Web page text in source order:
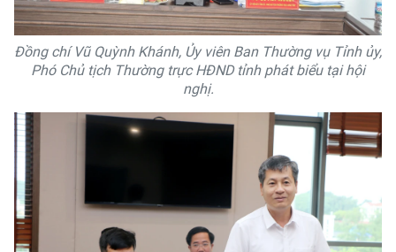
Đồng chí Vũ Quỳnh Khánh, Ủy viên Ban Thường vụ Tỉnh ủy,
Phó Chủ tịch Thường trực HĐND tỉnh phát biểu tại hội
nghị.